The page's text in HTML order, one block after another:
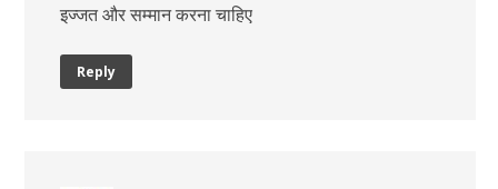
इज्जत और सम्मान करना चाहिए
Reply